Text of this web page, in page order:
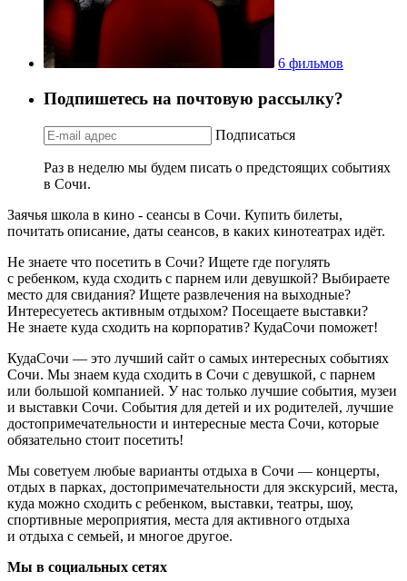
6 фильмов
Подпишетесь на почтовую рассылку?
Подписаться
Раз в неделю мы будем писать о предстоящих событиях
в Сочи.
Заячья школа в кино - сеансы в Сочи. Купить билеты,
почитать описание, даты сеансов, в каких кинотеатрах идёт.
Не знаете что посетить в Сочи? Ищете где погулять
с ребенком, куда сходить с парнем или девушкой? Выбираете
место для свидания? Ищете развлечения на выходные?
Интересуетесь активным отдыхом? Посещаете выставки?
Не знаете куда сходить на корпоратив? КудаСочи поможет!
КудаСочи — это лучший сайт о самых интересных событиях
Сочи. Мы знаем куда сходить в Сочи с девушкой, с парнем
или большой компанией. У нас только лучшие события, музеи
и выставки Сочи. События для детей и их родителей, лучшие
достопримечательности и интересные места Сочи, которые
обязательно стоит посетить!
Мы советуем любые варианты отдыха в Сочи — концерты,
отдых в парках, достопримечательности для экскурсий, места,
куда можно сходить с ребенком, выставки, театры, шоу,
спортивные мероприятия, места для активного отдыха
и отдыха с семьей, и многое другое.
Мы в социальных сетях